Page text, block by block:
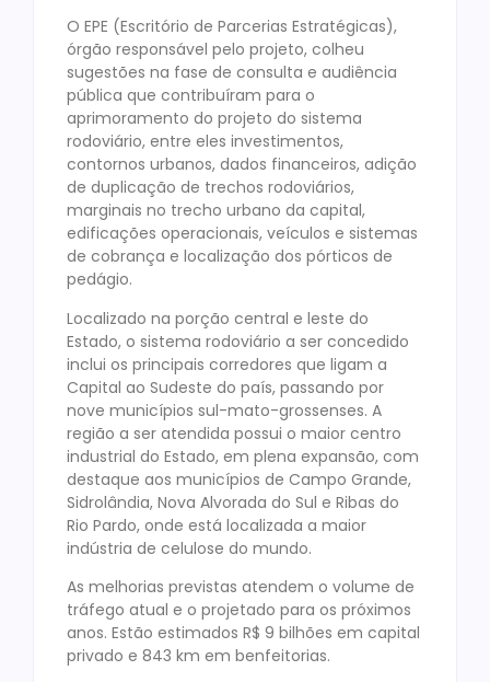
O EPE (Escritório de Parcerias Estratégicas),
órgão responsável pelo projeto, colheu
sugestões na fase de consulta e audiência
pública que contribuíram para o
aprimoramento do projeto do sistema
rodoviário, entre eles investimentos,
contornos urbanos, dados financeiros, adição
de duplicação de trechos rodoviários,
marginais no trecho urbano da capital,
edificações operacionais, veículos e sistemas
de cobrança e localização dos pórticos de
pedágio.
Localizado na porção central e leste do
Estado, o sistema rodoviário a ser concedido
inclui os principais corredores que ligam a
Capital ao Sudeste do país, passando por
nove municípios sul-mato-grossenses. A
região a ser atendida possui o maior centro
industrial do Estado, em plena expansão, com
destaque aos municípios de Campo Grande,
Sidrolândia, Nova Alvorada do Sul e Ribas do
Rio Pardo, onde está localizada a maior
indústria de celulose do mundo.
As melhorias previstas atendem o volume de
tráfego atual e o projetado para os próximos
anos. Estão estimados R$ 9 bilhões em capital
privado e 843 km em benfeitorias.